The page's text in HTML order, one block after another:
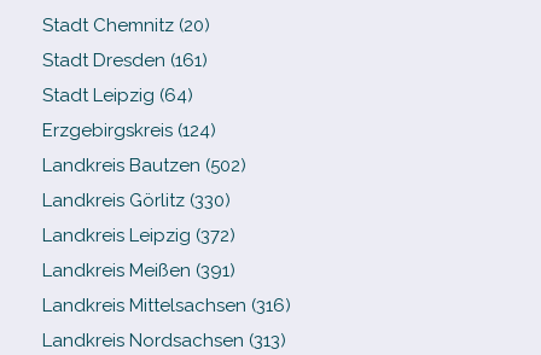
Stadt Chemnitz (20)
Stadt Dresden (161)
Stadt Leipzig (64)
Erzgebirgskreis (124)
Landkreis Bautzen (502)
Landkreis Görlitz (330)
Landkreis Leipzig (372)
Landkreis Meißen (391)
Landkreis Mittelsachsen (316)
Landkreis Nordsachsen (313)